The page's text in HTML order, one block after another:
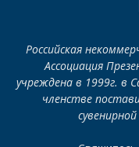
Российская
Ассоциация
учреждена в 1999г. в
членстве